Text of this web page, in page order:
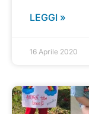
LEGGI »
16 Aprile 2020